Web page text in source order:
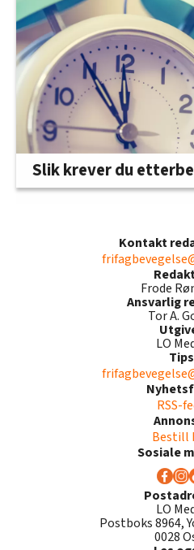
Slik krever du
Kontakt
Frode
Ansvarlig
Tor A.
LO
Tips
RSS-
Bestill
Sosiale
LO
Postboks 8964,
0028